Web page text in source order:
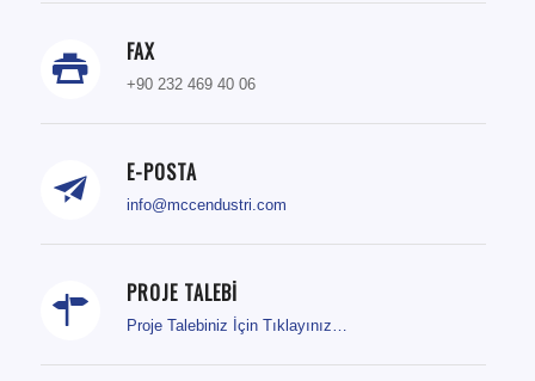
FAX
+90 232 469 40 06
E-POSTA
info@mccendustri.com
PROJE TALEBİ
Proje Talebiniz İçin Tıklayınız…